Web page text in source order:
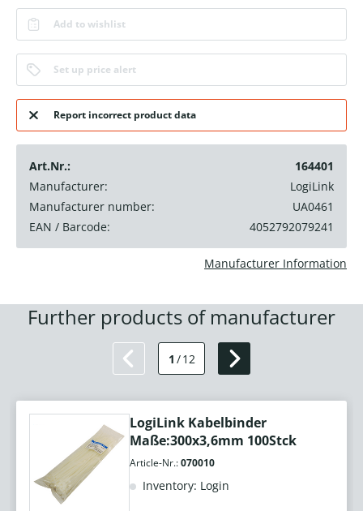
Add to wishlist
Set up price alert
Report incorrect product data
Art.Nr.:
164401
Manufacturer:
LogiLink
Manufacturer number:
UA0461
EAN / Barcode:
4052792079241
Manufacturer Information
Further products of manufacturer
1 /12
LogiLink Kabelbinder
Maße:300x3,6mm 100Stck
Article-Nr.:070010
Inventory: Login